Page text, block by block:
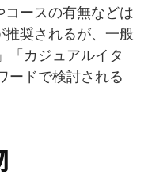
コースの有無などは
推奨されるが、一般
「カジュアルイタ
ードで検討される